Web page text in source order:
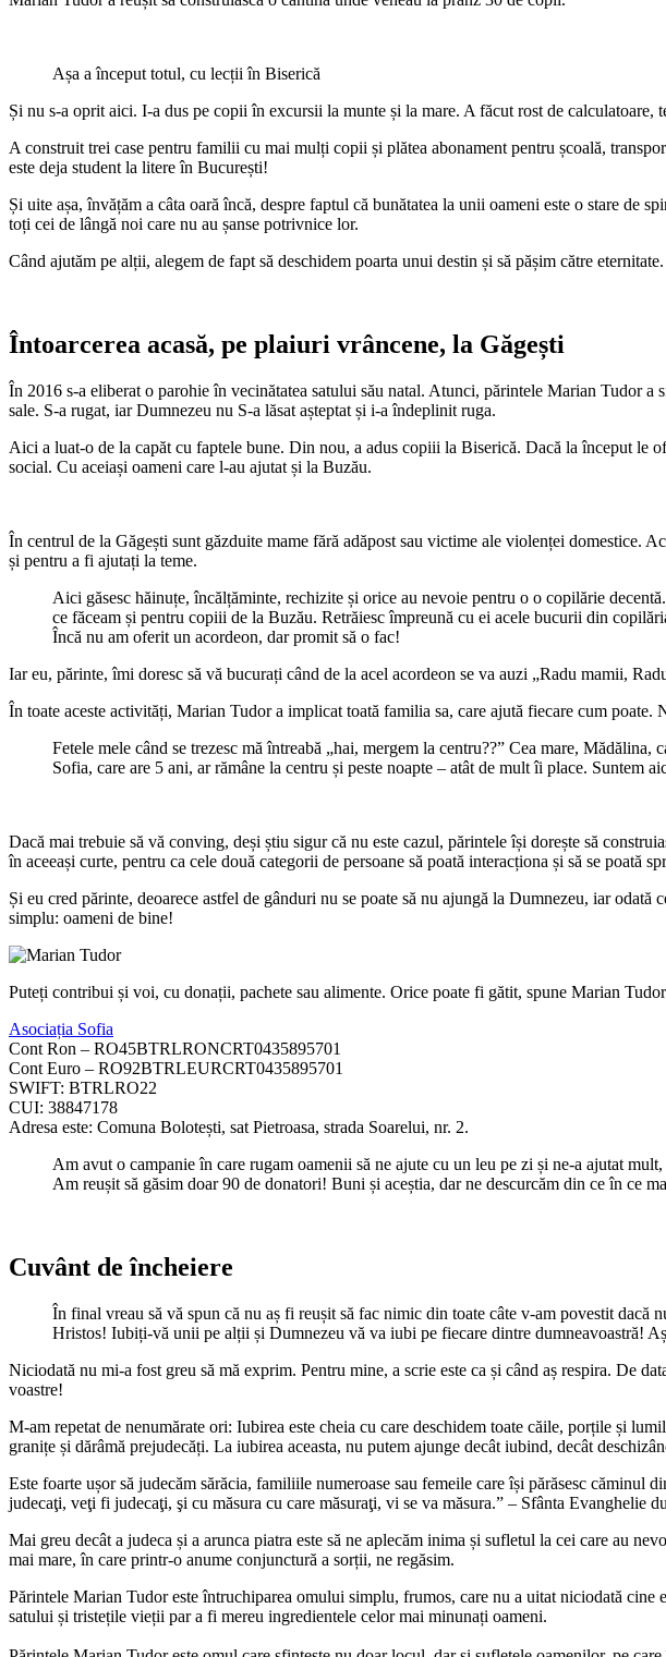
Așa a început totul, cu lecții în Biserică
Și nu s-a oprit aici. I-a dus pe copii în excursii la munte și la mare. A făcut rost de calculatoare,
A construit trei case pentru familii cu mai mulți copii și plătea abonament pentru școală,
este deja student la litere în București!
Și uite așa, învățăm a câta oară încă, despre faptul că bunătatea la unii oameni este o stare
toți cei de lângă noi care nu au șanse potrivnice lor.
Când ajutăm pe alții, alegem de fapt să deschidem poarta unui destin și să pășim către eternitate.
Întoarcerea acasă, pe plaiuri vrâncene, la Găgești
În 2016 s-a eliberat o parohie în vecinătatea satului său natal. Atunci, părintele Marian Tudor
sale. S-a rugat, iar Dumnezeu nu S-a lăsat așteptat și i-a îndeplinit ruga.
Aici a luat-o de la capăt cu faptele bune. Din nou, a adus copiii la Biserică. Dacă la început le
social. Cu aceiași oameni care l-au ajutat și la Buzău.
În centrul de la Găgești sunt găzduite mame fără adăpost sau victime ale violenței
și pentru a fi ajutați la teme.
Aici găsesc hăinuțe, încălțăminte, rechizite și orice au nevoie pentru o o copilărie
ce făceam și pentru copiii de la Buzău. Retrăiesc împreună cu ei acele bucurii din
Încă nu am oferit un acordeon, dar promit să o fac!
Iar eu, părinte, îmi doresc să vă bucurați când de la acel acordeon se va auzi „Radu mamii,
În toate aceste activități, Marian Tudor a implicat toată familia sa, care ajută fiecare cum
Fetele mele când se trezesc mă întreabă „hai, mergem la centru??” Cea mare,
Sofia, care are 5 ani, ar rămâne la centru și peste noapte – atât de mult îi place. Suntem
Dacă mai trebuie să vă conving, deși știu sigur că nu este cazul, părintele își dorește să
în aceeași curte, pentru ca cele două categorii de persoane să poată interacționa și să se poată
Și eu cred părinte, deoarece astfel de gânduri nu se poate să nu ajungă la Dumnezeu, iar
simplu: oameni de bine!
Puteți contribui și voi, cu donații, pachete sau alimente. Orice poate fi gătit, spune Marian
Asociația Sofia
Cont Ron – RO45BTRLRONCRT0435895701
Cont Euro – RO92BTRLEURCRT0435895701
SWIFT: BTRLRO22
CUI: 38847178
Adresa este: Comuna Bolotești, sat Pietroasa, strada Soarelui, nr. 2.
Am avut o campanie în care rugam oamenii să ne ajute cu un leu pe zi și ne-a ajutat
Am reușit să găsim doar 90 de donatori! Buni și aceștia, dar ne descurcăm din ce în ce
Cuvânt de încheiere
În final vreau să vă spun că nu aș fi reușit să fac nimic din toate câte v-am povestit
Hristos! Iubiți-vă unii pe alții și Dumnezeu vă va iubi pe fiecare dintre dumneavoastră!
Niciodată nu mi-a fost greu să mă exprim. Pentru mine, a scrie este ca și când aș respira. De
voastre!
M-am repetat de nenumărate ori: Iubirea este cheia cu care deschidem toate căile, porțile și
granițe și dărâmă prejudecăți. La iubirea aceasta, nu putem ajunge decât iubind, decât
Este foarte ușor să judecăm sărăcia, familiile numeroase sau femeile care își părăsesc
judecaţi, veţi fi judecaţi, şi cu măsura cu care măsuraţi, vi se va măsura.” – Sfânta Evanghelie
Mai greu decât a judeca și a arunca piatra este să ne aplecăm inima și sufletul la cei care au
mai mare, în care printr-o anume conjunctură a sorții, ne regăsim.
Părintele Marian Tudor este întruchiparea omului simplu, frumos, care nu a uitat niciodată
satului și tristețile vieții par a fi mereu ingredientele celor mai minunați oameni.